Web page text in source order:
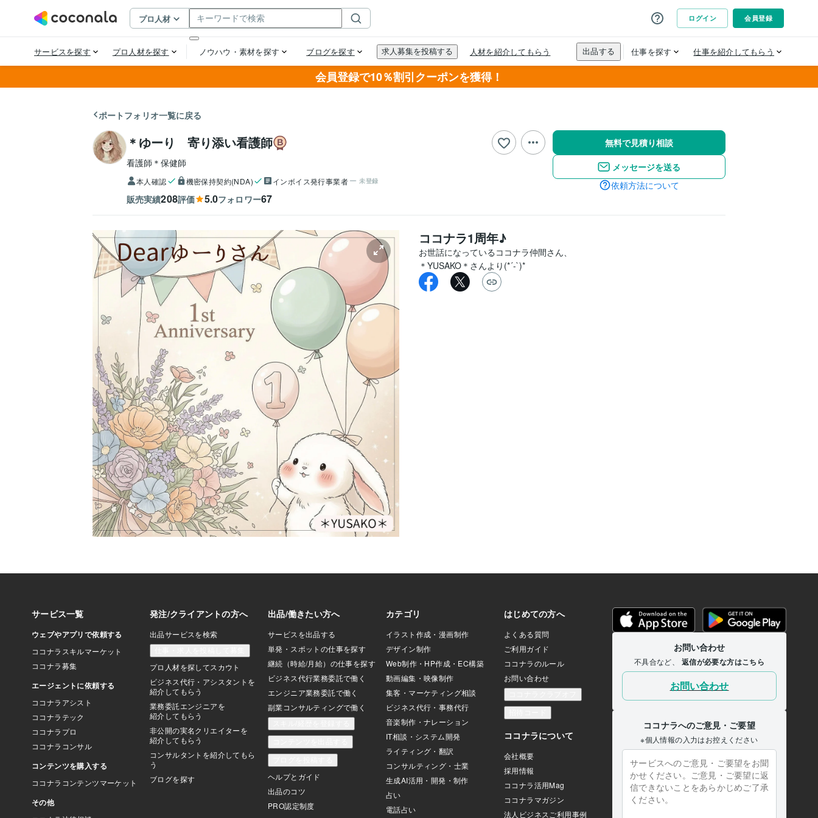
会員登録で10％割引クーポンを獲得！
ポートフォリオ一覧に戻る
＊ゆーり 寄り添い看護師
看護師＊保健師
本人確認 機密保持契約(NDA) インボイス発行事業者 未登録
販売実績208評価 5.0フォロワー67
無料で見積り相談
メッセージを送る
依頼方法について
ココナラ1周年♪
お世話になっているココナラ仲間さん、
＊YUSAKO＊さんより(*´-`)*